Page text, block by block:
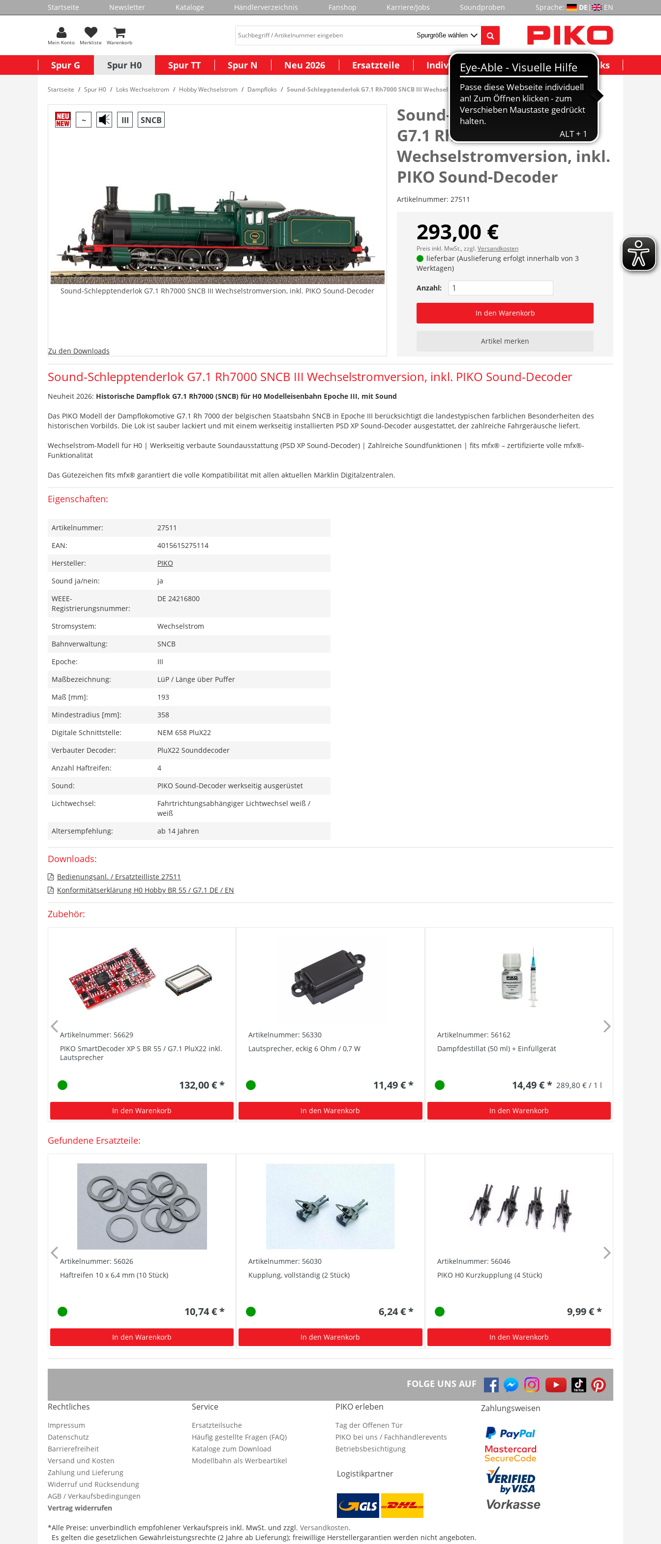
Startseite Newsletter Kataloge Händlerverzeichnis Fanshop Karriere/Jobs Soundproben Sprache: DE | EN
Mein Konto Merkliste Warenkorb
Spur G Spur H0 Spur TT Spur N Neu 2026 Ersatzteile Individuelle Modelle Wichtige Links
Startseite Spur H0 Loks Wechselstrom Hobby Wechselstrom Dampfloks Sound-Schlepptenderlok G7.1 Rh7000 SNCB III Wechselstromversion, inkl. PIKO Sound-Decoder
~ III SNCB
Sound-Schlepptenderlok G7.1 Rh7000 SNCB III Wechselstromversion, inkl. PIKO Sound-Decoder
Zu den Downloads
Sound-Schlepptenderlok
G7.1 Rh7000 SNCB III
Wechselstromversion, inkl.
PIKO Sound-Decoder
Artikelnummer: 27511
293,00 €
Preis inkl. MwSt., zzgl.Versandkosten
lieferbar (Auslieferung erfolgt innerhalb von 3
Werktagen)
Anzahl:
In den Warenkorb
Artikel merken
Sound-Schlepptenderlok G7.1 Rh7000 SNCB III Wechselstromversion, inkl. PIKO Sound-Decoder
Neuheit 2026: Historische Dampflok G7.1 Rh7000 (SNCB) für H0 Modelleisenbahn Epoche III, mit Sound
Das PIKO Modell der Dampflokomotive G7.1 Rh 7000 der belgischen Staatsbahn SNCB in Epoche III berücksichtigt die landestypischen farblichen Besonderheiten des
historischen Vorbilds. Die Lok ist sauber lackiert und mit einem werkseitig installierten PSD XP Sound-Decoder ausgestattet, der zahlreiche Fahrgeräusche liefert.
Wechselstrom-Modell für H0 | Werkseitig verbaute Soundausstattung (PSD XP Sound-Decoder) | Zahlreiche Soundfunktionen | fits mfx® – zertifizierte volle mfx®-
Funktionalität
Das Gütezeichen fits mfx® garantiert die volle Kompatibilität mit allen aktuellen Märklin Digitalzentralen.
Eigenschaften:
Artikelnummer:
27511
EAN:
4015615275114
Hersteller:
PIKO
Sound ja/nein:
ja
WEEE-
Registrierungsnummer:
DE 24216800
Stromsystem:
Wechselstrom
Bahnverwaltung:
SNCB
Epoche:
III
Maßbezeichnung:
LüP / Länge über Puffer
Maß [mm]:
193
Mindestradius [mm]:
358
Digitale Schnittstelle:
NEM 658 PluX22
Verbauter Decoder:
PluX22 Sounddecoder
Anzahl Haftreifen:
4
Sound:
PIKO Sound-Decoder werkseitig ausgerüstet
Lichtwechsel:
Fahrtrichtungsabhängiger Lichtwechsel weiß /
weiß
Altersempfehlung:
ab 14 Jahren
Downloads:
Bedienungsanl. / Ersatzteilliste 27511
Konformitätserklärung H0 Hobby BR 55 / G7.1 DE / EN
Zubehör:
Artikelnummer: 56629
PIKO SmartDecoder XP S BR 55 / G7.1 PluX22 inkl.
Lautsprecher
132,00 € *
In den Warenkorb
Artikelnummer: 56330
Lautsprecher, eckig 6 Ohm / 0,7 W
11,49 € *
In den Warenkorb
Artikelnummer: 56162
Dampfdestillat (50 ml) + Einfüllgerät
14,49 € * 289,80 € / 1 l
In den Warenkorb
Gefundene Ersatzteile:
Artikelnummer: 56026
Haftreifen 10 x 6,4 mm (10 Stück)
10,74 € *
In den Warenkorb
Artikelnummer: 56030
Kupplung, vollständig (2 Stück)
6,24 € *
In den Warenkorb
Artikelnummer: 56046
PIKO H0 Kurzkupplung (4 Stück)
9,99 € *
In den Warenkorb
FOLGE UNS AUF
Rechtliches
Impressum
Datenschutz
Barrierefreiheit
Versand und Kosten
Zahlung und Lieferung
Widerruf und Rücksendung
AGB / Verkaufsbedingungen
Vertrag widerrufen
Service
Ersatzteilsuche
Häufig gestellte Fragen (FAQ)
Kataloge zum Download
Modellbahn als Werbeartikel
PIKO erleben
Tag der Offenen Tür
PIKO bei uns / Fachhändlerevents
Betriebsbesichtigung
Logistikpartner
Zahlungsweisen
*Alle Preise: unverbindlich empfohlener Verkaufspreis inkl. MwSt. und zzgl. Versandkosten.
Es gelten die gesetzlichen Gewährleistungsrechte (2 Jahre ab Lieferung); freiwillige Herstellergarantien werden nicht angeboten.